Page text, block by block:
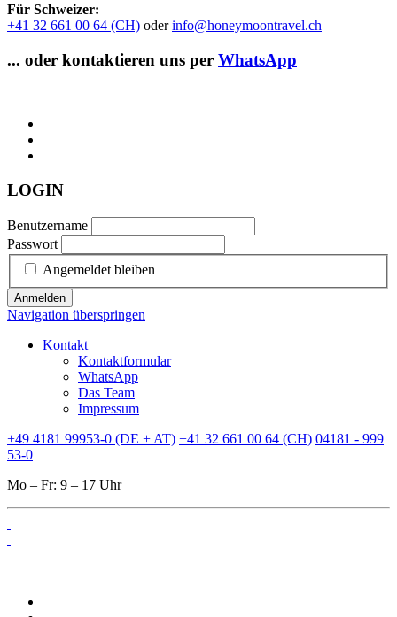
Für Schweizer:
+41 32 661 00 64 (CH) oderinfo@honeymoontravel.ch
... oder kontaktieren uns per WhatsApp
LOGIN
Benutzername
Passwort
Angemeldet bleiben
Anmelden
Navigation überspringen
Kontakt
Kontaktformular
WhatsApp
Das Team
Impressum
+49 4181 99953-0 (DE + AT) +41 32 661 00 64 (CH) 04181 - 999
53-0
Mo – Fr: 9 – 17 Uhr